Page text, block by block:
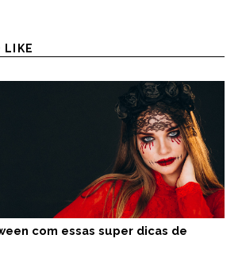
LIKE
com essas super dicas de